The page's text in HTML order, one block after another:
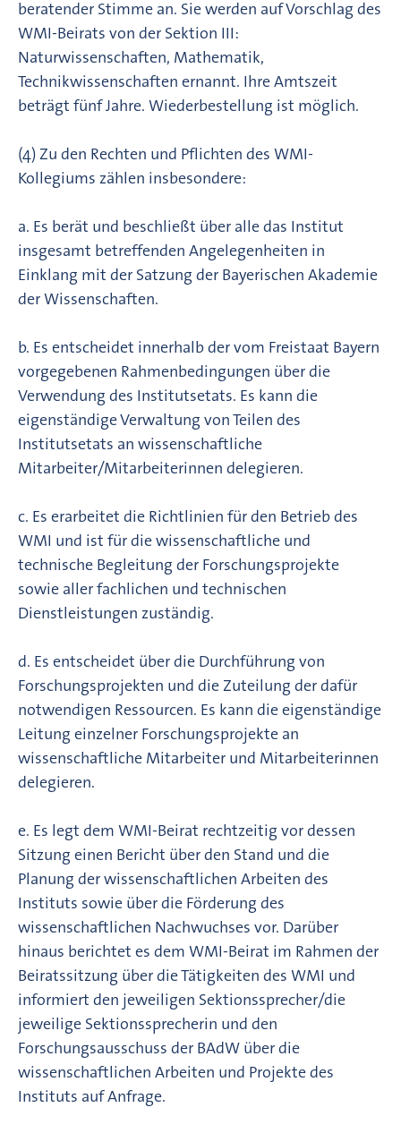
beratender Stimme an. Sie werden auf Vorschlag des
WMI-Beirats von der Sektion III:
Naturwissenschaften, Mathematik,
Technikwissenschaften ernannt. Ihre Amtszeit
beträgt fünf Jahre. Wiederbestellung ist möglich.
(4) Zu den Rechten und Pflichten des WMI-
Kollegiums zählen insbesondere:
a. Es berät und beschließt über alle das Institut
insgesamt betreffenden Angelegenheiten in
Einklang mit der Satzung der Bayerischen Akademie
der Wissenschaften.
b. Es entscheidet innerhalb der vom Freistaat Bayern
vorgegebenen Rahmenbedingungen über die
Verwendung des Institutsetats. Es kann die
eigenständige Verwaltung von Teilen des
Institutsetats an wissenschaftliche
Mitarbeiter/Mitarbeiterinnen delegieren.
c. Es erarbeitet die Richtlinien für den Betrieb des
WMI und ist für die wissenschaftliche und
technische Begleitung der Forschungsprojekte
sowie aller fachlichen und technischen
Dienstleistungen zuständig.
d. Es entscheidet über die Durchführung von
Forschungsprojekten und die Zuteilung der dafür
notwendigen Ressourcen. Es kann die eigenständige
Leitung einzelner Forschungsprojekte an
wissenschaftliche Mitarbeiter und Mitarbeiterinnen
delegieren.
e. Es legt dem WMI-Beirat rechtzeitig vor dessen
Sitzung einen Bericht über den Stand und die
Planung der wissenschaftlichen Arbeiten des
Instituts sowie über die Förderung des
wissenschaftlichen Nachwuchses vor. Darüber
hinaus berichtet es dem WMI-Beirat im Rahmen der
Beiratssitzung über die Tätigkeiten des WMI und
informiert den jeweiligen Sektionssprecher/die
jeweilige Sektionssprecherin und den
Forschungsausschuss der BAdW über die
wissenschaftlichen Arbeiten und Projekte des
Instituts auf Anfrage.